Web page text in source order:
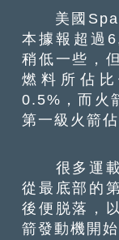
美國
本據報超過
稍低一些，
燃料所佔
0.5%，而火
第一級火箭佔
很多運載
從最底部的
後便脱落，
箭發動機開